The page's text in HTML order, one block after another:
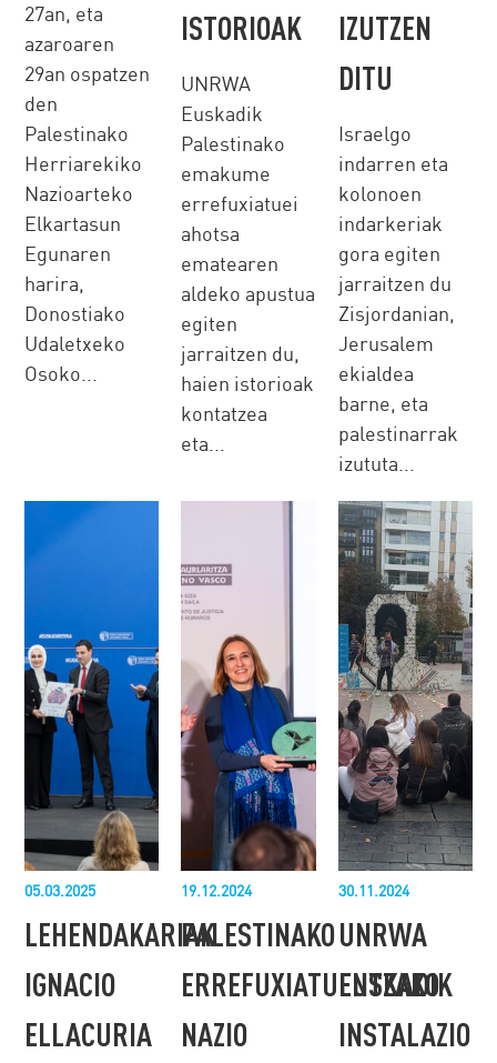
27an, eta
azaroaren
29an ospatzen
den
Palestinako
Herriarekiko
Nazioarteko
Elkartasun
Egunaren
harira,
Donostiako
Udaletxeko
Osoko...
ISTORIOAK
UNRWA
Euskadik
Palestinako
emakume
errefuxiatuei
ahotsa
ematearen
aldeko apustua
egiten
jarraitzen du,
haien istorioak
kontatzea
eta...
IZUTZEN
DITU
Israelgo
indarren eta
kolonoen
indarkeriak
gora egiten
jarraitzen du
Zisjordanian,
Jerusalem
ekialdea
barne, eta
palestinarrak
izututa...
05.03.2025
LEHENDAKARIAK
IGNACIO
ELLACURIA
19.12.2024
PALESTINAKO
ERREFUXIATUENTZAKO
NAZIO
30.11.2024
UNRWA
EUSKADIK
INSTALAZIO